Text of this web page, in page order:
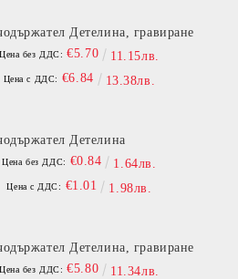
Детелина, гравиране
Цена без ДДС: €5.70 11.15лв.
Цена с ДДС: €6.84 13.38лв.
Детелина
Цена без ДДС: €0.84 1.64лв.
Цена с ДДС: €1.01 1.98лв.
Детелина, гравиране
Цена без ДДС: €5.80 11.34лв.